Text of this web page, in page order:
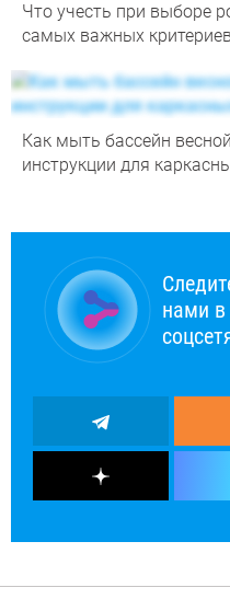
Что учесть при выборе
самых важных критериев
Как мыть бассейн
инструкции для
нами в